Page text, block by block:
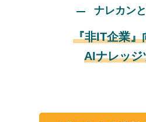
ナレカン
『非IT企業』
AIナレッジ